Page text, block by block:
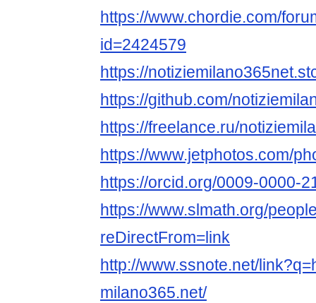
https://www.chordie.com/
id=2424579
https://
https://github.com/
https://freelance.ru/
https://www.jetphotos.com/
https://orcid.org/0009-0000-
https://www.slmath.org/
reDirectFrom=link
http://www.ssnote.net/
milano365.net/